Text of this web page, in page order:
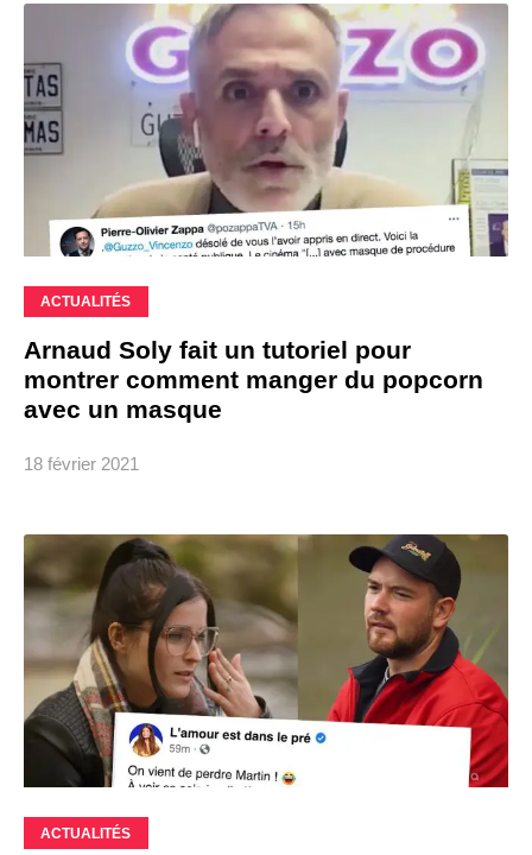
ACTUALITÉS
Arnaud Soly fait un tutoriel pour
montrer comment manger du popcorn
avec un masque
18 février 2021
ACTUALITÉS